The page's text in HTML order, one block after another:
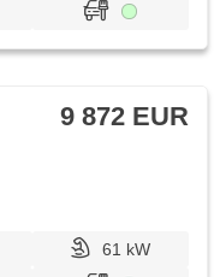
9 872 EUR
61 kW